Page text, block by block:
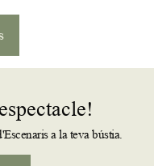
a la teva bústia.